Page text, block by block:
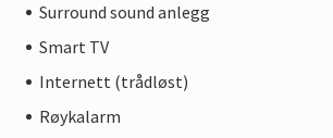
Surround sound anlegg
Smart TV
Internett (trådløst)
Røykalarm